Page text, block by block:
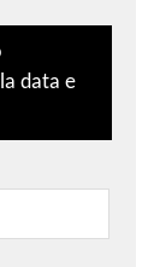
data e